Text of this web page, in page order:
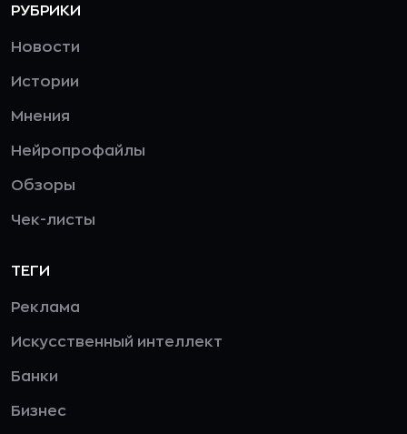
РУБРИКИ
Новости
Истории
Мнения
Нейропрофайлы
Обзоры
Чек-листы
ТЕГИ
Реклама
Искусственный интеллект
Банки
Бизнес